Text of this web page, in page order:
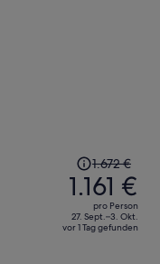
Der
Preis
betrug
1.672 €,
jetzt
1.672 €
1.161 €
pro Person
27. Sept.–3. Okt.
vor 1 Tag gefunden